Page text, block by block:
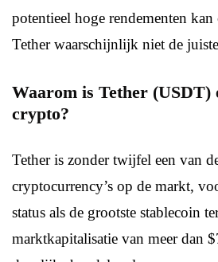
potentieel hoge rendementen
Tether waarschijnlijk niet de
Waarom is Tether (USDT)
crypto?
Tether is zonder twijfel een van
cryptocurrency’s op de markt,
status als de grootste stablecoin
marktkapitalisatie van meer dan